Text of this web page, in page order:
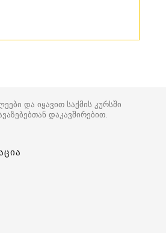
და იყავით საქმის კურსში
დაკავშირებით.